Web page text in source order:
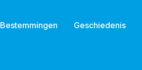
Bestemmingen Geschiedenis